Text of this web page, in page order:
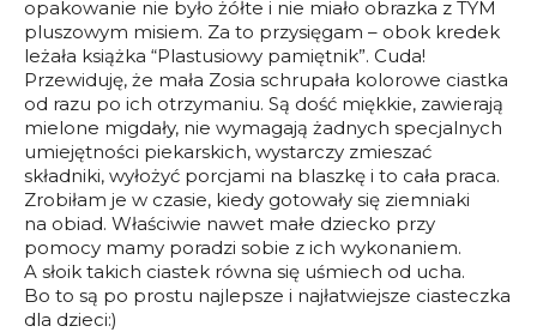
opakowanie nie było żółte i nie miało obrazka z TYM
pluszowym misiem. Za to przysięgam – obok kredek
leżała książka “Plastusiowy pamiętnik”. Cuda!
Przewiduję, że mała Zosia schrupała kolorowe ciastka
od razu po ich otrzymaniu. Są dość miękkie, zawierają
mielone migdały, nie wymagają żadnych specjalnych
umiejętności piekarskich, wystarczy zmieszać
składniki, wyłożyć porcjami na blaszkę i to cała praca.
Zrobiłam je w czasie, kiedy gotowały się ziemniaki
na obiad. Właściwie nawet małe dziecko przy
pomocy mamy poradzi sobie z ich wykonaniem.
A słoik takich ciastek równa się uśmiech od ucha.
Bo to są po prostu najlepsze i najłatwiejsze ciasteczka
dla dzieci:)